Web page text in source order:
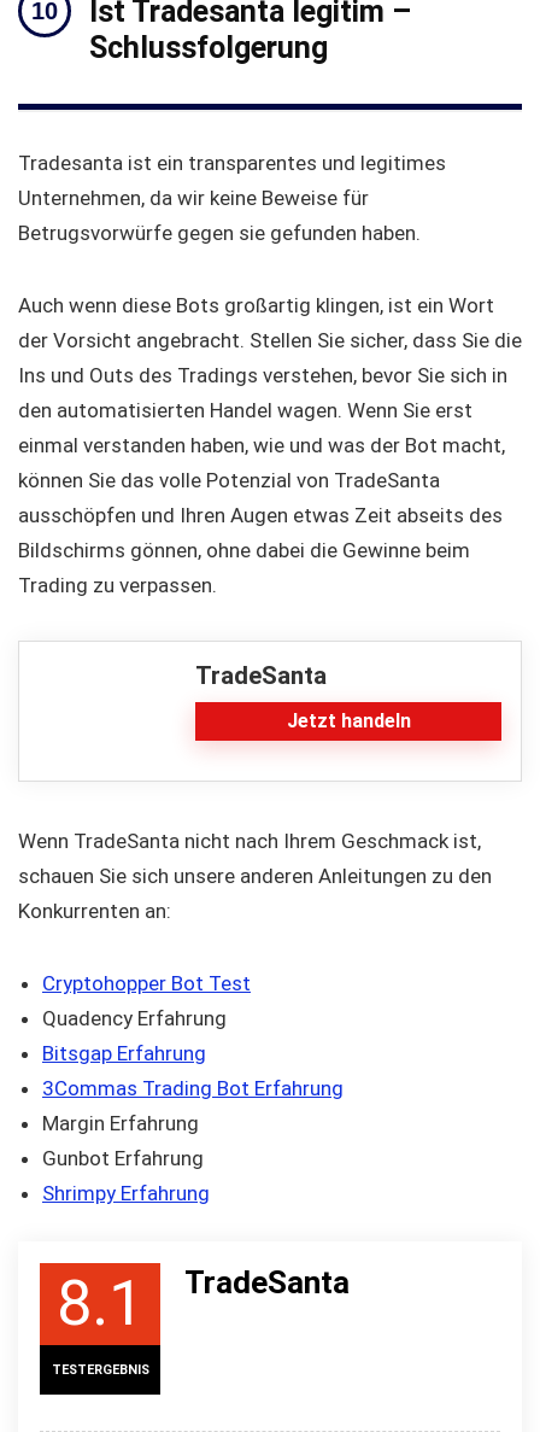
Ist Tradesanta legitim –
Schlussfolgerung
Tradesanta ist ein transparentes und legitimes
Unternehmen, da wir keine Beweise für
Betrugsvorwürfe gegen sie gefunden haben.
Auch wenn diese Bots großartig klingen, ist ein Wort
der Vorsicht angebracht. Stellen Sie sicher, dass Sie die
Ins und Outs des Tradings verstehen, bevor Sie sich in
den automatisierten Handel wagen. Wenn Sie erst
einmal verstanden haben, wie und was der Bot macht,
können Sie das volle Potenzial von TradeSanta
ausschöpfen und Ihren Augen etwas Zeit abseits des
Bildschirms gönnen, ohne dabei die Gewinne beim
Trading zu verpassen.
TradeSanta
Jetzt handeln
Wenn TradeSanta nicht nach Ihrem Geschmack ist,
schauen Sie sich unsere anderen Anleitungen zu den
Konkurrenten an:
Cryptohopper Bot Test
Quadency Erfahrung
Bitsgap Erfahrung
3Commas Trading Bot Erfahrung
Margin Erfahrung
Gunbot Erfahrung
Shrimpy Erfahrung
8.1
TESTERGEBNIS
TradeSanta